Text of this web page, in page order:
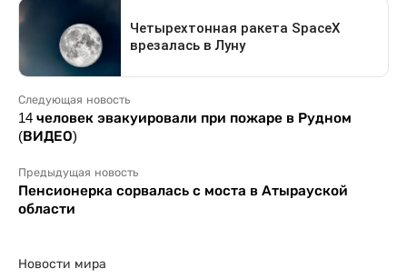
Следующая новость
14 человек эвакуировали при пожаре в Рудном
(ВИДЕО)
Предыдущая новость
Пенсионерка сорвалась с моста в Атырауской
области
Новости мира